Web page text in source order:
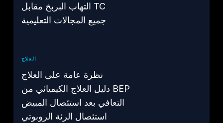
التهاب البربخ مقابل TC
جميع المجالات التعليمية
العلاج
نظرة عامة على العلاج
دليل العلاج الكيميائي من BEP
التعافي بعد استئصال المبيض
استئصال الرئة الروبوتي